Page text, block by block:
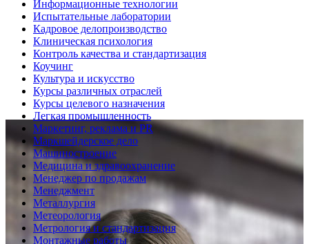
Информационные технологии
Испытательные лаборатории
Кадровое делопроизводство
Клиническая психология
Контроль качества и стандартизация
Коучинг
Культура и искусство
Курсы различных отраслей
Курсы целевого назначения
Легкая промышленность
Маркетинг, реклама и PR
Маркшейдерское дело
Машиностроение
Медицина и здравоохранение
Менеджер по продажам
Менеджмент
Металлургия
Метеорология
Метрология и стандартизация
Монтажные работы